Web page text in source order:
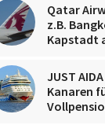
Qatar
z.B.
Kapstadt
JUST
Kanaren